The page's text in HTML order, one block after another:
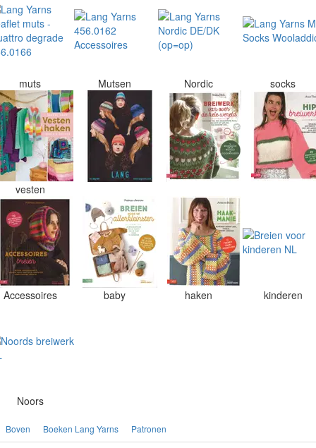
muts Mutsen Nordic socks
vesten
Accessoires baby haken kinderen
Noors
Boven Boeken Lang Yarns Patronen